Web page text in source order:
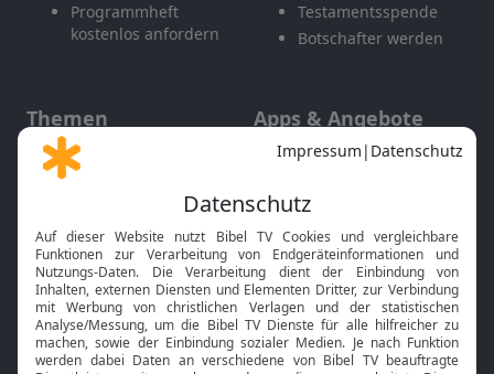
Programmheft
kostenlos anfordern
Testamentsspende
Botschafter werden
Themen
Gott und Bibel erklärt
Neuigkeiten
Apps & Angebote
Mobile App
Smart TV
HbbTV
Bibelthek Online-Bibel
Nächster Gottesdienst